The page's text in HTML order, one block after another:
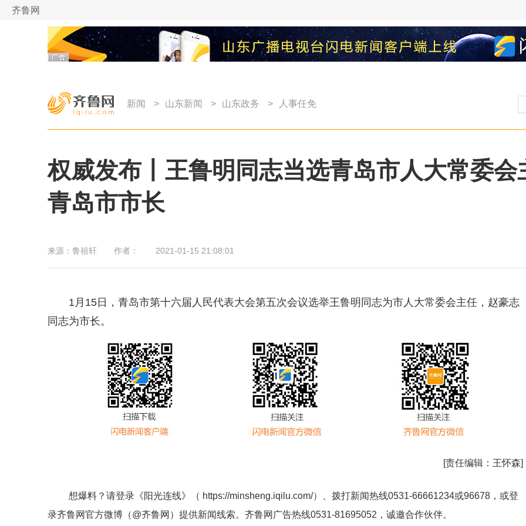
齐鲁网
新闻 > 山东新闻 > 山东政务 > 人事任免
权威发布丨王鲁明同志当选青岛市人大常委
青岛市市长
来源： 鲁祖轩 作者： 2021-01-15 21:08:01
1月15日，青岛市第十六届人民代表大会第五次会议选举王鲁明同志为市人大常委会主任，赵豪志
同志为市长。
[责任编辑： 王怀森]
想爆料？请登录《阳光连线》（ https://minsheng.iqilu.com/）、拨打新闻热线0531-66661234或96678，或登
录齐鲁网官方微博（@齐鲁网 ）提供新闻线索。齐鲁网广告热线0531-81695052 ，诚邀合作伙伴。